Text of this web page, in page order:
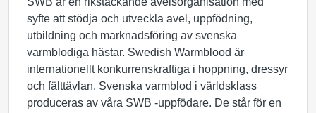
syfte att stödja och utveckla avel, uppfödning,
utbildning och marknadsföring av svenska
varmblodiga hästar. Swedish Warmblood är
internationellt konkurrenskraftiga i hoppning, dressyr
och fälttävlan. Svenska varmblod i världsklass
produceras av våra SWB -uppfödare. De står för en